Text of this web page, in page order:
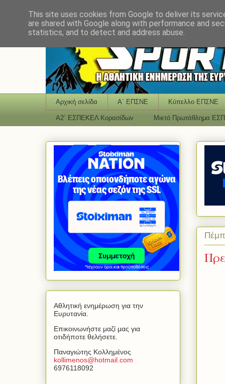
Αρχική σελίδα Α΄ ΕΠΣΝΕ Κύπελλο ΕΠΣΝΕ
Α2΄ ΕΣΠΕΚΕΛ Κορασίδων Μικτό Πρωτάθλημα
Αθλητική ενημέρωση για την
Ευρυτανία.
Επικοινωνήστε μαζί μας για
οτιδήποτε θελήσετε.
Παναγιώτης Κολλημένος
kollimenos@hotmail com
6976118092
This site uses cookies from Google to deliver its
are shared with Google along with performance and
statistics, and to detect and address abuse.